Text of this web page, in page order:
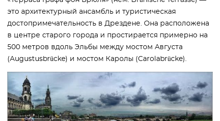
это архитектурный ансамбль и туристическая
достопримечательность в Дрездене. Она расположена
в центре старого города и простирается примерно на
500 метров вдоль Эльбы между мостом Августа
(Augustusbrücke) и мостом Каролы (Carolabrücke).